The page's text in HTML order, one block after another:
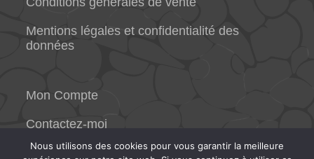
Mentions légales et confidentialité des
données
Mon Compte
Contactez-moi
Nous utilisons des cookies pour vous garantir la meilleure